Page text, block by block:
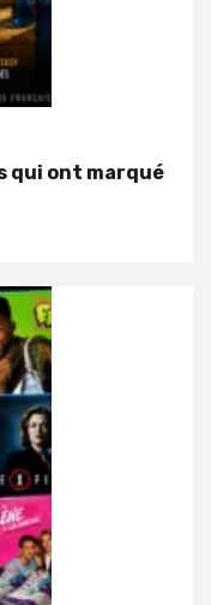
qui ont marqué